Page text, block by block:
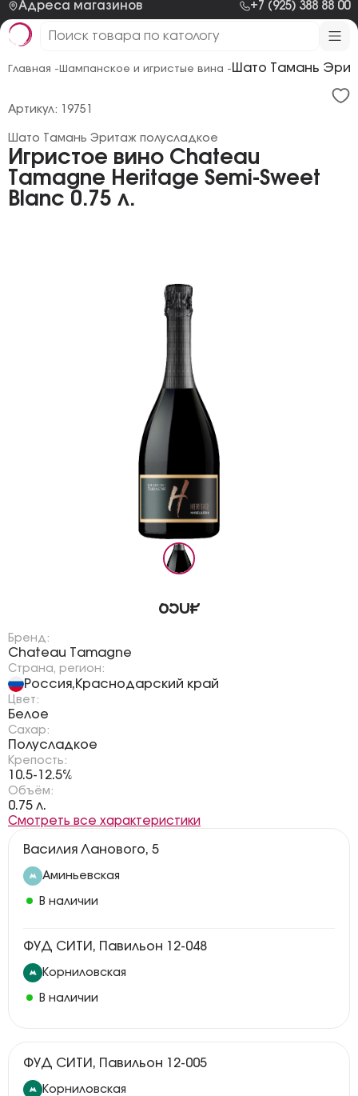
Адреса магазинов +7 (925) 388 88 00
Главная - Шампанское и игристые вина - Шато Тамань
Игристое вино Chateau
Tamagne Heritage Semi-Sweet
Blanc 0.75 л.
Шато Тамань Эритаж полусладкое
Артикул: 19751
650₽
Бренд:
Chateau Tamagne
Страна, регион:
Россия,Краснодарский край
Цвет:
Белое
Сахар:
Полусладкое
Крепость:
10.5-12.5%
Объём:
0.75 л.
Смотреть все характеристики
Василия Ланового, 5
Аминьевская
В наличии
ФУД СИТИ, Павильон 12-048
Корниловская
В наличии
ФУД СИТИ, Павильон 12-005
Корниловская